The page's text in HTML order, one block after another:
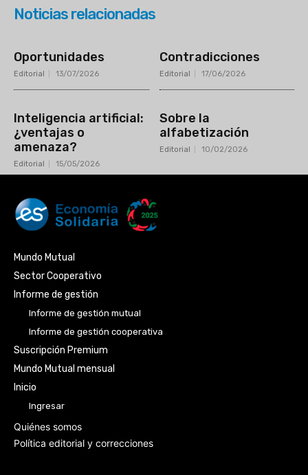
Noticias relacionadas
Oportunidades
Editorial 13/07/2026
Contradicciones
Editorial 17/06/2026
Inteligencia artificial:
¿ventajas o
amenaza?
Editorial 15/05/2026
Sobre la
alfabetización
Editorial 10/02/2026
Mundo Mutual
Sector Cooperativo
Informe de gestión
Informe de gestión mutual
Informe de gestión cooperativa
Suscripción Premium
Mundo Mutual mensual
Inicio
Ingresar
Quiénes somos
Política editorial y correcciones